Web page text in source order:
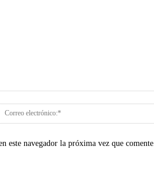
navegador la próxima vez que comente.